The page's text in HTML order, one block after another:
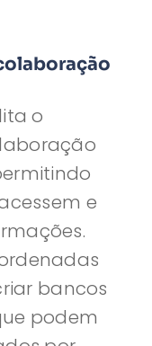
o
e
bancos
podem